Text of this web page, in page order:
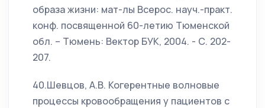
образа жизни: мат-лы Всерос. науч.-практ.
конф. посвященной 60-летию Тюменской
обл. – Тюмень: Вектор БУК, 2004. - С. 202-
207.
40.Шевцов, А.В. Когерентные волновые
процессы кровообращения у пациентов с